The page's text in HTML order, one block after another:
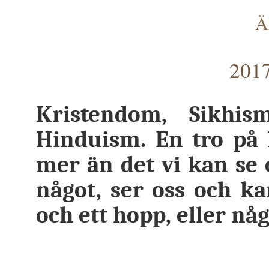
Kristendom,
Hinduism. En tro på
mer än det vi kan se
något, ser oss och
och ett hopp, eller